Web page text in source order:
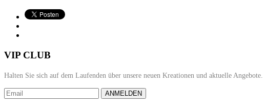
VIP CLUB
Halten Sie sich auf dem Laufenden über unsere neuen Kreationen und aktuelle Angebote.
ANMELDEN